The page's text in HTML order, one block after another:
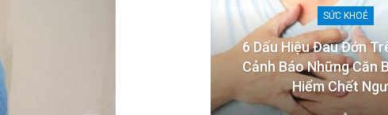
SỨC KHOẺ
6 Dấu Hiệu Đau Đớn
Cảnh Báo Những Căn
Hiểm Chết